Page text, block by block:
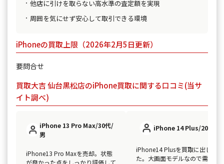
他店に引けを取らない高水準の査定額を実現
周囲を気にせず安心して取引できる環境
iPhoneの買取上限（2026年2月5日更新）
要問合せ
買取大吉 仙台黒松店のiPhone買取に関する口コミ(当サ
イト調べ)
iPhone 13 Pro Max/30代/
男
iPhone13 Pro Maxを売却。状態
iPhone 14 Plus/20代/女
iPhone14 Plusを買取に出しまし
た。大画面モデルなので需要が